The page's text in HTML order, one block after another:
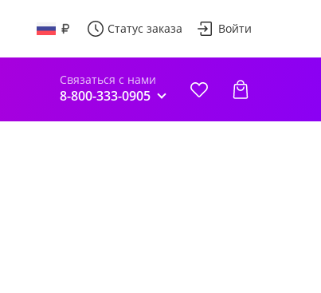
Статус заказа Войти
Связаться с нами
8-800-333-0905